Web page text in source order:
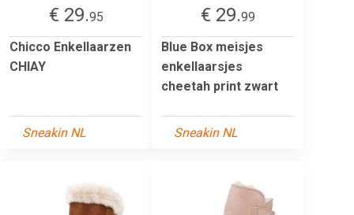
€ 29.95
Chicco Enkellaarzen
CHIAY
Sneakin NL
€ 29.99
Blue Box meisjes
enkellaarsjes
cheetah print zwart
Sneakin NL